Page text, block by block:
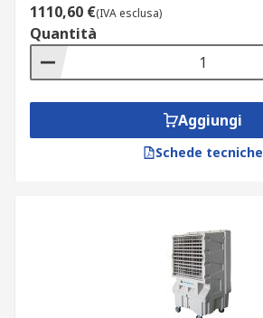
1110,60 €(IVA esclusa)
Quantità
Aggiungi
Schede tecniche